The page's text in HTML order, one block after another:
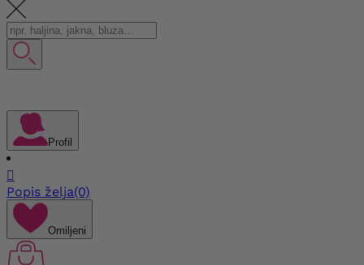
Profil

Popis želja(0)
Omiljeni